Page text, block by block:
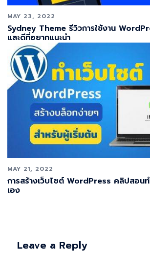
MAY 23, 2022
Sydney Theme รีวิวการใช้งาน
และดีที่อยากแนะนำ
MAY 21, 2022
การสร้างเว็บไซต์ WordPress คลิปสอน
เอง
Leave a Reply